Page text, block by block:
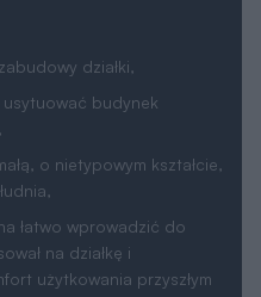
działki,
budynek
o nietypowym kształcie,
łatwo wprowadzić do
na działkę i
użytkowania przyszłym